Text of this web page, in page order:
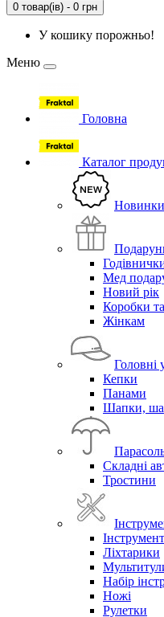
0 товар(ів) - 0 грн
У кошику порожньо!
Меню
Головна
Каталог
Новинки
Мед
Новий рік
Коробки
Жінкам
Головні
Кепки
Панами
Шапки,
Складні
Тростини
Ліхтарики
Набір
Ножі
Рулетки